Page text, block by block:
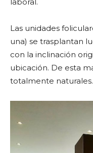
laboral.
Las unidades
una) se trasplantan
con la inclinación
ubicación. De esta
totalmente naturales.